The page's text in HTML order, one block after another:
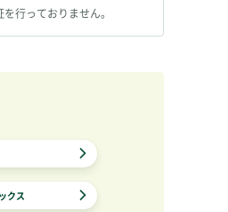
行っておりません。
クス